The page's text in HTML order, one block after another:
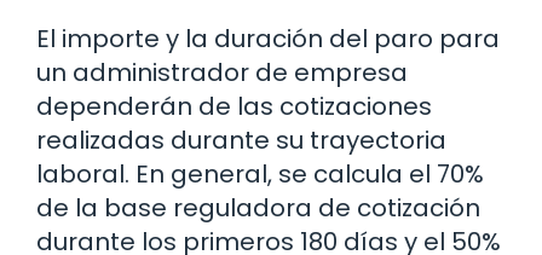
El importe y la duración del paro para
un administrador de empresa
dependerán de las cotizaciones
realizadas durante su trayectoria
laboral. En general, se calcula el 70%
de la base reguladora de cotización
durante los primeros 180 días y el 50%